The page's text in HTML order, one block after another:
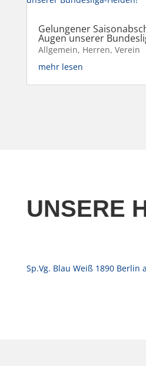
Gelungener
Augen unserer
Allgemein, Herren, Verein
mehr lesen
UNSERE
Sp.Vg. Blau Weiß 1890 Berlin